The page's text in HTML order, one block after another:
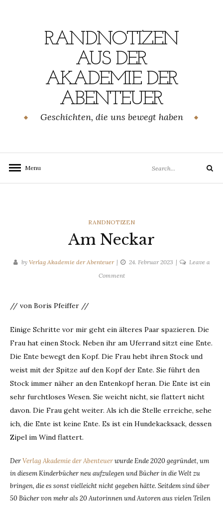
RANDNOTIZEN
AUS DER
AKADEMIE DER
ABENTEUER
Geschichten, die uns bewegt haben
Menu
for:
Search
CATEGORIES
RANDNOTIZEN
Am Neckar
by Verlag Akademie der Abenteuer 24. Februar 2023
Leave a
Commenton
// von Boris Pfeiffer //
Einige Schritte vor mir geht ein älteres Paar spazieren. Die
Frau hat einen Stock. Neben ihr am Uferrand sitzt eine Ente.
Die Ente bewegt den Kopf. Die Frau hebt ihren Stock und
weist mit der Spitze auf den Kopf der Ente. Sie führt den
Stock immer näher an den Entenkopf heran. Die Ente ist ein
sehr furchtloses Wesen. Sie weicht nicht, sie flattert nicht
davon. Die Frau geht weiter. Als ich die Stelle erreiche, sehe
ich, die Ente ist keine Ente. Es ist ein Hundekacksack, dessen
Zipel im Wind flattert.
DerVerlag Akademie der Abenteuerwurde Ende 2020 gegründet, um
in diesem Kinderbücher neu aufzulegen und Bücher in die Welt zu
bringen, die es sonst vielleicht nicht gegeben hätte. Seitdem sind über
50 Bücher von mehr als 20 Autorinnen und Autoren aus vielen Teilen